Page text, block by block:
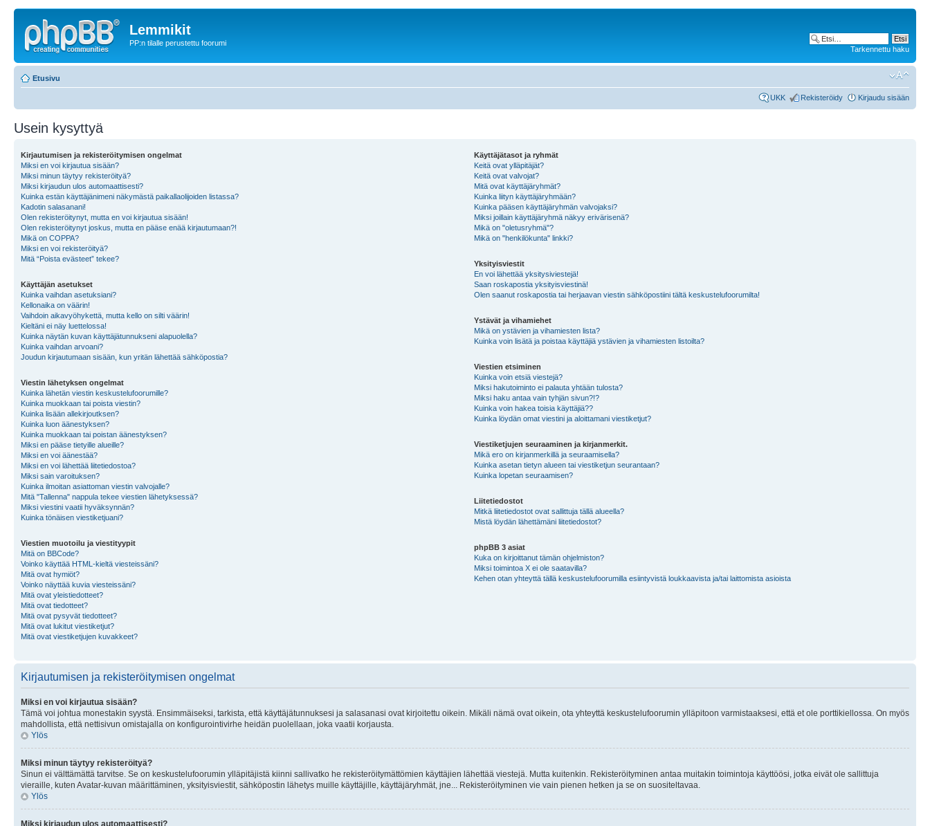
Lemmikit
PP:n tilalle perustettu foorumi
Tarkennettu haku
Etusivu
UKK Rekisteröidy Kirjaudu sisään
Usein kysyttyä
Kirjautumisen ja rekisteröitymisen ongelmat
Miksi en voi kirjautua sisään?
Miksi minun täytyy rekisteröityä?
Miksi kirjaudun ulos automaattisesti?
Kuinka estän käyttäjänimeni näkymästä paikallaolijoiden listassa?
Kadotin salasanani!
Olen rekisteröitynyt, mutta en voi kirjautua sisään!
Olen rekisteröitynyt joskus, mutta en pääse enää kirjautumaan?!
Mikä on COPPA?
Miksi en voi rekisteröityä?
Mitä “Poista evästeet” tekee?
Käyttäjän asetukset
Kuinka vaihdan asetuksiani?
Kellonaika on väärin!
Vaihdoin aikavyöhykettä, mutta kello on silti väärin!
Kieltäni ei näy luettelossa!
Kuinka näytän kuvan käyttäjätunnukseni alapuolella?
Kuinka vaihdan arvoani?
Joudun kirjautumaan sisään, kun yritän lähettää sähköpostia?
Viestin lähetyksen ongelmat
Kuinka lähetän viestin keskustelufoorumille?
Kuinka muokkaan tai poista viestin?
Kuinka lisään allekirjoutksen?
Kuinka luon äänestyksen?
Kuinka muokkaan tai poistan äänestyksen?
Miksi en pääse tietyille alueille?
Miksi en voi äänestää?
Miksi en voi lähettää liitetiedostoa?
Miksi sain varoituksen?
Kuinka ilmoitan asiattoman viestin valvojalle?
Mitä "Tallenna" nappula tekee viestien lähetyksessä?
Miksi viestini vaatii hyväksynnän?
Kuinka tönäisen viestiketjuani?
Viestien muotoilu ja viestityypit
Mitä on BBCode?
Voinko käyttää HTML-kieltä viesteissäni?
Mitä ovat hymiöt?
Voinko näyttää kuvia viesteissäni?
Mitä ovat yleistiedotteet?
Mitä ovat tiedotteet?
Mitä ovat pysyvät tiedotteet?
Mitä ovat lukitut viestiketjut?
Mitä ovat viestiketjujen kuvakkeet?
Käyttäjätasot ja ryhmät
Keitä ovat ylläpitäjät?
Keitä ovat valvojat?
Mitä ovat käyttäjäryhmät?
Kuinka liityn käyttäjäryhmään?
Kuinka pääsen käyttäjäryhmän valvojaksi?
Miksi joillain käyttäjäryhmä näkyy erivärisenä?
Mikä on "oletusryhmä"?
Mikä on "henkilökunta" linkki?
Yksityisviestit
En voi lähettää yksitysiviestejä!
Saan roskapostia yksityisviestinä!
Olen saanut roskapostia tai herjaavan viestin sähköpostiini tältä keskustelufoorumilta!
Ystävät ja vihamiehet
Mikä on ystävien ja vihamiesten lista?
Kuinka voin lisätä ja poistaa käyttäjiä ystävien ja vihamiesten listoilta?
Viestien etsiminen
Kuinka voin etsiä viestejä?
Miksi hakutoiminto ei palauta yhtään tulosta?
Miksi haku antaa vain tyhjän sivun?!?
Kuinka voin hakea toisia käyttäjiä??
Kuinka löydän omat viestini ja aloittamani viestiketjut?
Viestiketjujen seuraaminen ja kirjanmerkit.
Mikä ero on kirjanmerkillä ja seuraamisella?
Kuinka asetan tietyn alueen tai viestiketjun seurantaan?
Kuinka lopetan seuraamisen?
Liitetiedostot
Mitkä liitetiedostot ovat sallittuja tällä alueella?
Mistä löydän lähettämäni liitetiedostot?
phpBB 3 asiat
Kuka on kirjoittanut tämän ohjelmiston?
Miksi toimintoa X ei ole saatavilla?
Kehen otan yhteyttä tällä keskustelufoorumilla esiintyvistä loukkaavista ja/tai laittomista asioista
Kirjautumisen ja rekisteröitymisen ongelmat
Miksi en voi kirjautua sisään?
Tämä voi johtua monestakin syystä. Ensimmäiseksi, tarkista, että käyttäjätunnuksesi ja salasanasi ovat kirjoitettu oikein. Mikäli nämä ovat oikein, ota yhteyttä keskustelufoorumin ylläpitoon varmistaaksesi, että et ole porttikiellossa. On myös
mahdollista, että nettisivun omistajalla on konfigurointivirhe heidän puolellaan, joka vaatii korjausta.
Ylös
Miksi minun täytyy rekisteröityä?
Sinun ei välttämättä tarvitse. Se on keskustelufoorumin ylläpitäjistä kiinni sallivatko he rekisteröitymättömien käyttäjien lähettää viestejä. Mutta kuitenkin. Rekisteröityminen antaa muitakin toimintoja käyttöösi, jotka eivät ole sallittuja
vieraille, kuten Avatar-kuvan määrittäminen, yksityisviestit, sähköpostin lähetys muille käyttäjille, käyttäjäryhmät, jne... Rekisteröityminen vie vain pienen hetken ja se on suositeltavaa.
Ylös
Miksi kirjaudun ulos automaattisesti?